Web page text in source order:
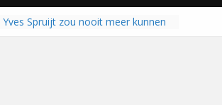
Yves Spruijt zou nooit meer kunnen